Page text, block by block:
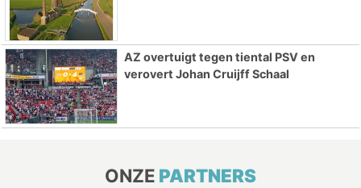
AZ overtuigt tegen tiental PSV en
verovert Johan Cruijff Schaal
ONZE PARTNERS